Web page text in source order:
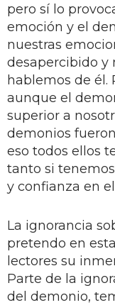
pero sí lo
emoción y el
nuestras
desapercibido y
hablemos de él.
aunque el
superior a
demonios
eso todos ellos
tanto si
y confianza en
La ignorancia
pretendo en
lectores su
Parte de la
del demonio,